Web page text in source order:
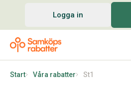
Logga in
Start Våra rabatter St1